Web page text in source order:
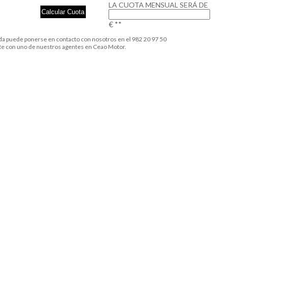
LA CUOTA MENSUAL SERÁ DE
€ **
puede ponerse en contacto con nosotros en el 982 20 97 50
con uno de nuestros agentes en Ceao Motor.